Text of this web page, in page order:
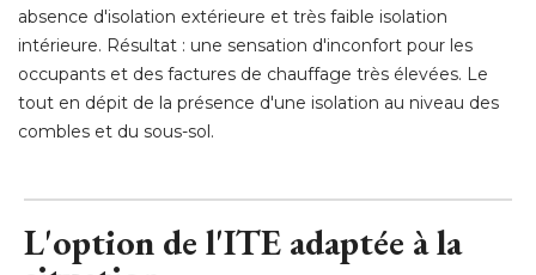
absence d'isolation extérieure et très faible isolation
intérieure. Résultat : une sensation d'inconfort pour les
occupants et des factures de chauffage très élevées. Le
tout en dépit de la présence d'une isolation au niveau des
combles et du sous-sol.
L'option de l'ITE adaptée à la